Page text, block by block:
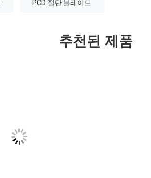
PCD 절단 블레이드
추천된 제품